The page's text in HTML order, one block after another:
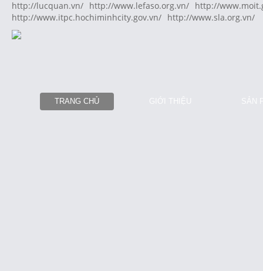
http://lucquan.vn/ http://www.lefaso.org.vn/ http://
http://www.itpc.hochiminhcity.gov.vn/ http://www.sla.org.vn/
TRANG CHỦ GIỚI THIỆU SẢN